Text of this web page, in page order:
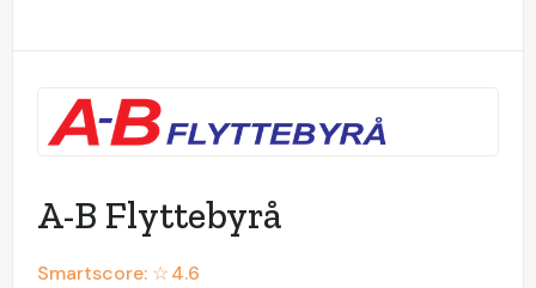
A-B Flyttebyrå
Smartscore: ☆4.6